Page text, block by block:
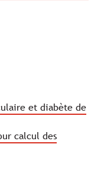
et diabète de
calcul des